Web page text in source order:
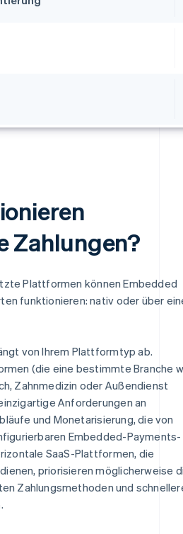
Zahlungen?
Plattformen können Embedded
funktionieren: nativ oder über
von Ihrem Plattformtyp ab.
(die eine bestimmte Branche
Zahnmedizin oder Außendienst
Anforderungen an
und Monetarisierung, die von
Embedded-Payments-
SaaS-Plattformen, die
priorisieren möglicherweise
Zahlungsmethoden und